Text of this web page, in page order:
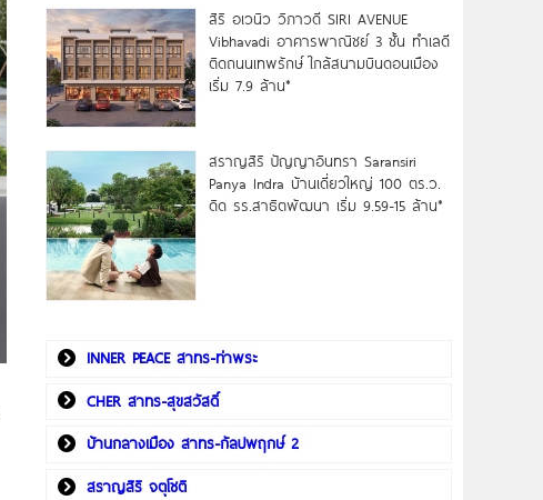
สิริ อเวนิว วิภาวดี SIRI AVENUE
Vibhavadi อาคารพาณิชย์ 3 ชั้น ทำเลดี
ติดถนนเทพรักษ์ ใกล้สนามบินดอนเมือง
เริ่ม 7.9 ล้าน*
สราญสิริ ปัญญาอินทรา Saransiri
Panya Indra บ้านเดี่ยวใหญ่ 100 ตร.ว.
ดิด รร.สาธิตพัฒนา เริ่ม 9.59-15 ล้าน*
INNER PEACE สาทร-ท่าพระ
CHER สาทร-สุขสวัสดิ์
บ้านกลางเมือง สาทร-กัลปพฤกษ์ 2
สราญสิริ จตุโชติ